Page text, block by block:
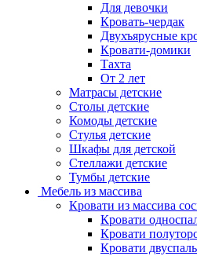
Для девочки
Кровать-чердак
Двухъярусные
Кровати-домики
Тахта
От 2 лет
Матрасы детские
Столы детские
Комоды детские
Стулья детские
Шкафы для детской
Стеллажи детские
Тумбы детские
Мебель из массива
Кровати из массива
Кровати
Кровати
Кровати